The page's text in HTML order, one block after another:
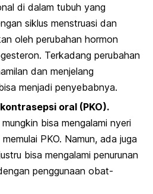
di dalam tubuh yang
siklus menstruasi dan
oleh perubahan hormon
Terkadang perubahan
dan menjelang
menjadi penyebabnya.
oral (PKO).
bisa mengalami nyeri
PKO. Namun, ada juga
bisa mengalami penurunan
penggunaan obat-